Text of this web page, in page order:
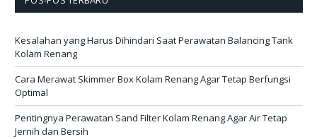
Kesalahan yang Harus Dihindari Saat Perawatan Balancing Tank
Kolam Renang
Cara Merawat Skimmer Box Kolam Renang Agar Tetap Berfungsi
Optimal
Pentingnya Perawatan Sand Filter Kolam Renang Agar Air Tetap
Jernih dan Bersih